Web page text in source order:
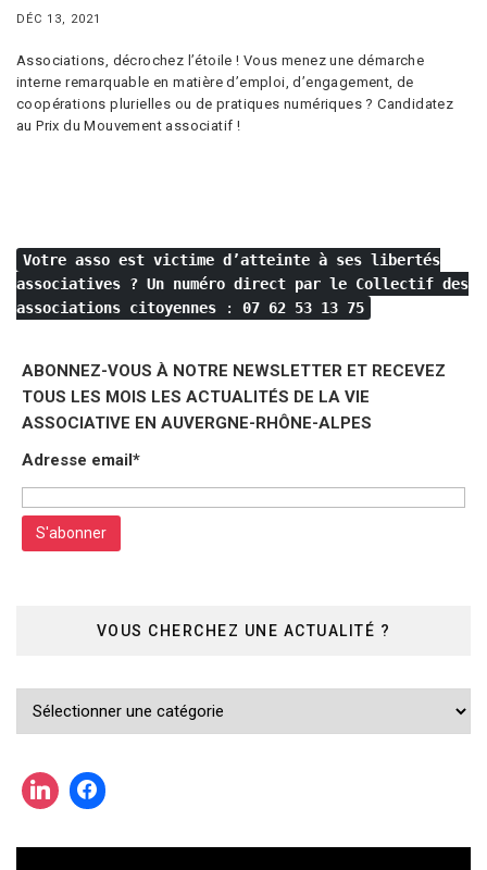
DÉC 13, 2021
Associations, décrochez l’étoile ! Vous menez une démarche
interne remarquable en matière d’emploi, d’engagement, de
coopérations plurielles ou de pratiques numériques ? Candidatez
au Prix du Mouvement associatif !
Votre asso est victime d’atteinte à ses libertés
associatives ? Un numéro direct par le Collectif des
associations citoyennes : 07 62 53 13 75
ABONNEZ-VOUS À NOTRE NEWSLETTER ET RECEVEZ
TOUS LES MOIS LES ACTUALITÉS DE LA VIE
ASSOCIATIVE EN AUVERGNE-RHÔNE-ALPES
Adresse email*
VOUS CHERCHEZ UNE ACTUALITÉ ?
Vous
actualité
?